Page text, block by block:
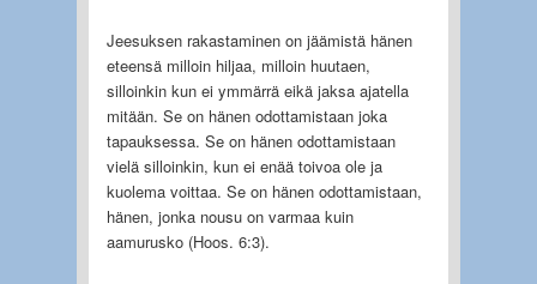
Jeesuksen rakastaminen on jäämistä hänen
eteensä milloin hiljaa, milloin huutaen,
silloinkin kun ei ymmärrä eikä jaksa ajatella
mitään. Se on hänen odottamistaan joka
tapauksessa. Se on hänen odottamistaan
vielä silloinkin, kun ei enää toivoa ole ja
kuolema voittaa. Se on hänen odottamistaan,
hänen, jonka nousu on varmaa kuin
aamurusko (Hoos. 6:3).